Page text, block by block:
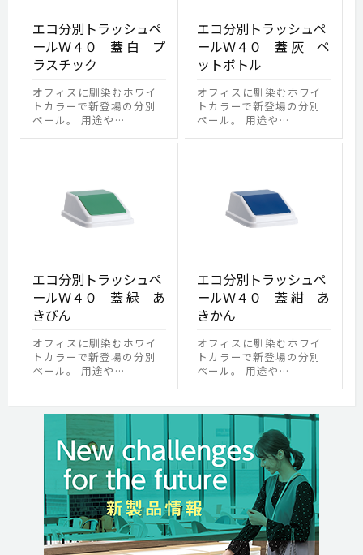
エコ分別トラッシュペ
ールＷ４０ 蓋 白 プ
ラスチック
オフィスに馴染むホワイ
トカラーで新登場の分別
ペール。 用途や…
エコ分別トラッシュペ
ールＷ４０ 蓋 灰 ペ
ットボトル
オフィスに馴染むホワイ
トカラーで新登場の分別
ペール。 用途や…
エコ分別トラッシュペ
ールＷ４０ 蓋 緑 あ
きびん
オフィスに馴染むホワイ
トカラーで新登場の分別
ペール。 用途や…
エコ分別トラッシュペ
ールＷ４０ 蓋 紺 あ
きかん
オフィスに馴染むホワイ
トカラーで新登場の分別
ペール。 用途や…